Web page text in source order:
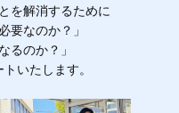
を解消するために
要なのか？」
るのか？」
いたします。